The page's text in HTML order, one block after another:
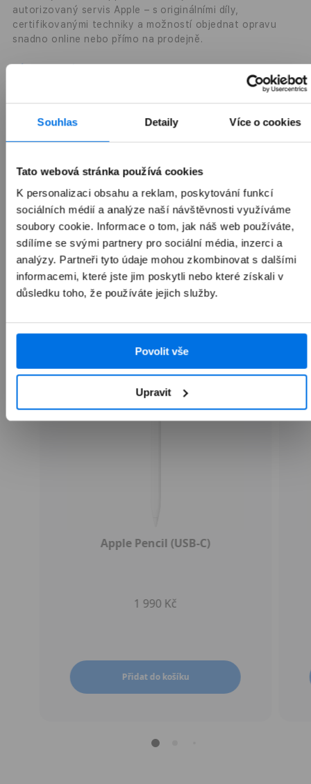
Souhlas Detaily Více o cookies
Tato webová stránka používá cookies
K personalizaci obsahu a reklam, poskytování funkcí
sociálních médií a analýze naší návštěvnosti využíváme
soubory cookie. Informace o tom, jak náš web používáte,
sdílíme se svými partnery pro sociální média, inzerci a
analýzy. Partneři tyto údaje mohou zkombinovat s dalšími
informacemi, které jste jim poskytli nebo které získali v
důsledku toho, že používáte jejich služby.
Povolit vše
Upravit
autorizovaný servis Apple – s originálními díly,
certifikovanými techniky a možností objednat opravu
snadno online nebo přímo na prodejně.
Více o servisu
Možnosti doručení
Často kupováno společně
Přepnout zobrazení produktů
Nejoblíbenější doplňky Novinky mezi doplňky
Apple Pencil (USB-C)
1 990 Kč
Přidat do košíku